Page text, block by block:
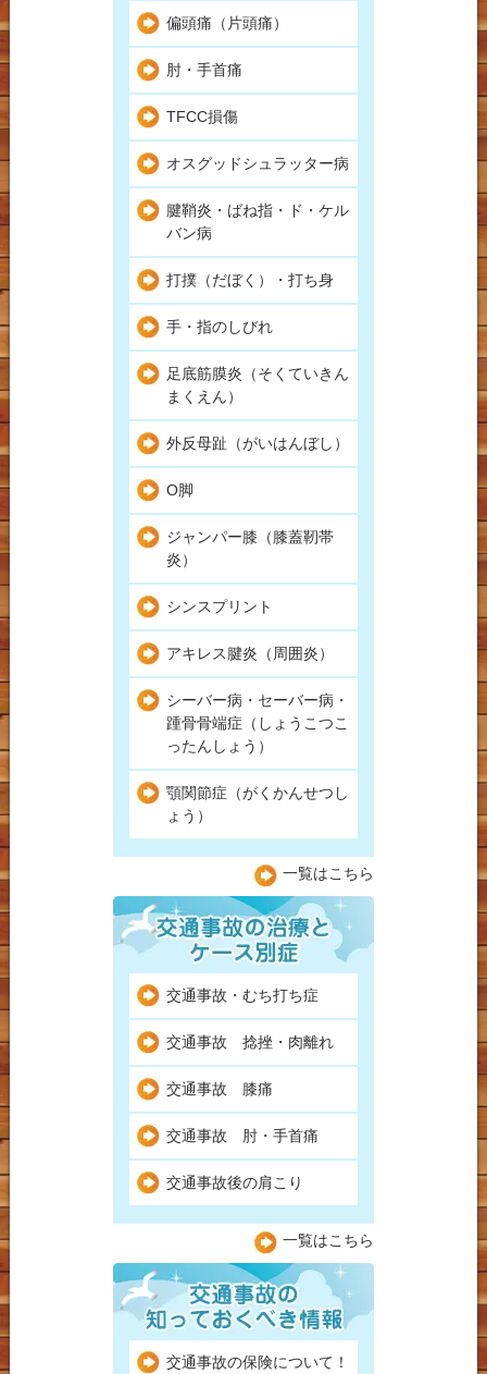
偏頭痛（片頭痛）
肘・手首痛
TFCC損傷
オスグッドシュラッター病
腱鞘炎・ばね指・ド・ケル
バン病
打撲（だぼく）・打ち身
手・指のしびれ
足底筋膜炎（そくていきん
まくえん）
外反母趾（がいはんぼし）
O脚
ジャンパー膝（膝蓋靭帯
炎）
シンスプリント
アキレス腱炎（周囲炎）
シーバー病・セーバー病・
踵骨骨端症（しょうこつこ
ったんしょう）
顎関節症（がくかんせつし
ょう）
一覧はこちら
交通事故・むち打ち症
交通事故 捻挫・肉離れ
交通事故 膝痛
交通事故 肘・手首痛
交通事故後の肩こり
一覧はこちら
交通事故の保険について！